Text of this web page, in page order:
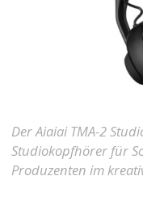
Der Aiaiai TMA-2
Studiokopfhörer für
Produzenten im